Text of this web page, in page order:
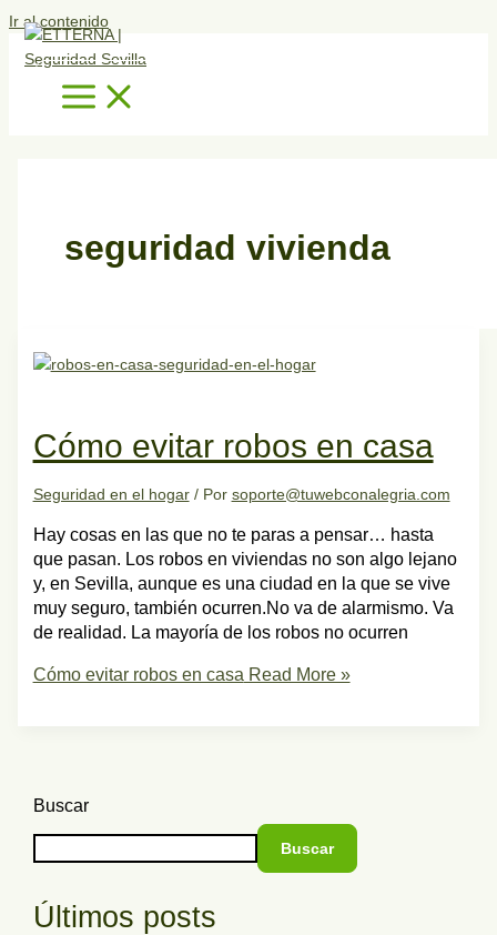
Ir al contenido
seguridad vivienda
Cómo evitar robos en casa
Seguridad en el hogar/ Por soporte@tuwebconalegria.com
Hay cosas en las que no te paras a pensar… hasta
que pasan. Los robos en viviendas no son algo lejano
y, en Sevilla, aunque es una ciudad en la que se vive
muy seguro, también ocurren.No va de alarmismo. Va
de realidad. La mayoría de los robos no ocurren
Cómo evitar robos en casaRead More »
Buscar
Buscar
Últimos posts